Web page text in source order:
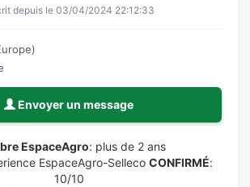
depuis le 03/04/2024 22:12:33
Envoyer un message
EspaceAgro: plus de 2 ans
EspaceAgro-Selleco CONFIRMÉ:
10/10